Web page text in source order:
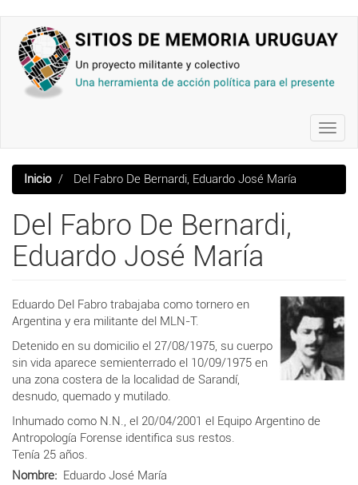
contenido
principal
Inicio Del Fabro De Bernardi, Eduardo José María
Del Fabro De Bernardi,
Eduardo José María
Eduardo Del Fabro trabajaba como tornero en
Argentina y era militante del MLN-T.
Detenido en su domicilio el 27/08/1975, su cuerpo
sin vida aparece semienterrado el 10/09/1975 en
una zona costera de la localidad de Sarandí,
desnudo, quemado y mutilado.
Inhumado como N.N., el 20/04/2001 el Equipo Argentino de
Antropología Forense identifica sus restos.
Tenía 25 años.
Nombre
Eduardo José María